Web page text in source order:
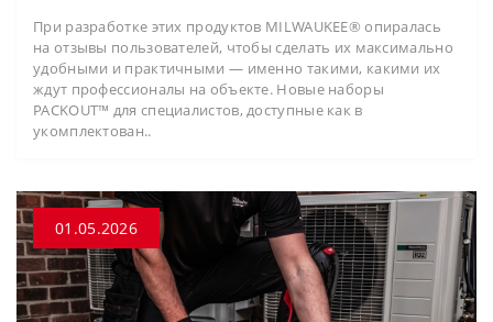
При разработке этих продуктов MILWAUKEE® опиралась
на отзывы пользователей, чтобы сделать их максимально
удобными и практичными — именно такими, какими их
ждут профессионалы на объекте. Новые наборы
PACKOUT™ для специалистов, доступные как в
укомплектован..
01.05.2026